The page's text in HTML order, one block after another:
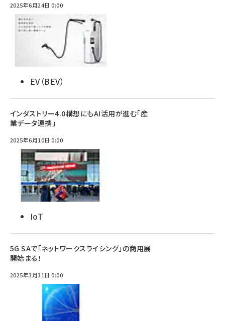
2025年6月24日 0:00
EV（BEV）
インダストリー4.0構想にもAI活用が進む「産
業データ連携」
2025年6月10日 0:00
IoT
5G SAで「ネットワークスライシング」の商用展
開始まる！
2025年3月31日 0:00